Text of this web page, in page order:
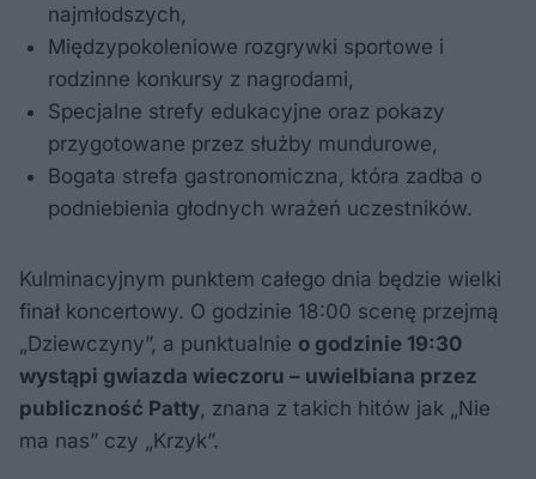
najmłodszych,
Międzypokoleniowe rozgrywki sportowe i
rodzinne konkursy z nagrodami,
Specjalne strefy edukacyjne oraz pokazy
przygotowane przez służby mundurowe,
Bogata strefa gastronomiczna, która zadba o
podniebienia głodnych wrażeń uczestników.
Kulminacyjnym punktem całego dnia będzie wielki
finał koncertowy. O godzinie 18:00 scenę przejmą
„Dziewczyny”, a punktualnie o godzinie 19:30
wystąpi gwiazda wieczoru – uwielbiana przez
publiczność Patty , znana z takich hitów jak „Nie
ma nas” czy „Krzyk”.